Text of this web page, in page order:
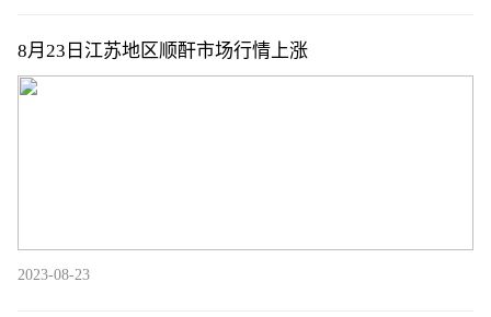
8月23日江苏地区顺酐市场行情上涨
2023-08-23